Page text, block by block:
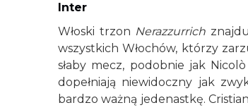
Inter
Włoski trzon Nerazzurrich
wszystkich Włochów, którzy
słaby mecz, podobnie jak
dopełniają niewidoczny jak
bardzo ważną jedenastkę.